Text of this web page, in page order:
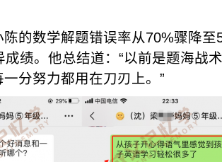
的数学解题错误率从70%骤降
成绩。他总结道：“以前是题海战
分努力都用在刀刃上。”